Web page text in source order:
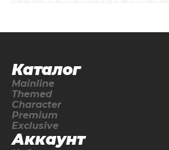
Каталог
Mainline
Themed
Character
Premium
Exclusive
Аккаунт